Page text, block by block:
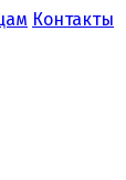
Контакты